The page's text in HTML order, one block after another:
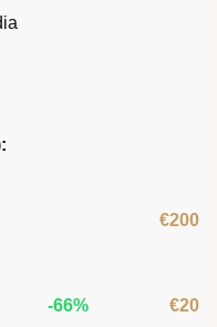
€200
-66%
€20